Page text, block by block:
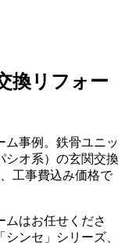
換リフォー
ム事例。鉄骨ユニッ
シオ系）の玄関交換
工事費込み価格で
ムはお任せくださ
ンセ」シリーズ、